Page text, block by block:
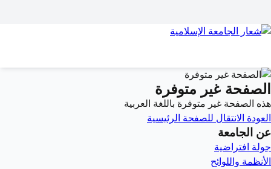
الصفحة غير متوفرة
هذه الصفحة غير متوفرة باللغة العربية
العودة الانتقال للصفحة الرئيسية
عن الجامعة
جولة افتراضية
الأنظمة واللوائح